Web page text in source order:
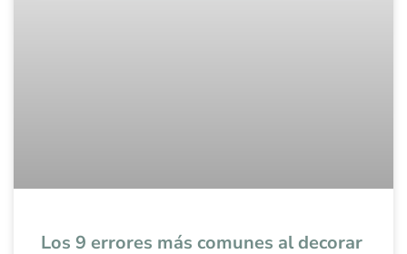
Los 9 errores más comunes al decorar